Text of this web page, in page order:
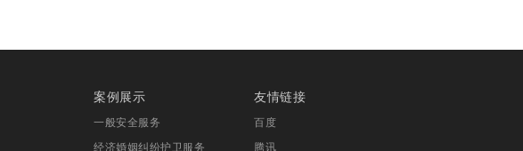
案例展示
一般安全服务
经济婚姻纠纷护卫服务
友情链接
百度
腾讯